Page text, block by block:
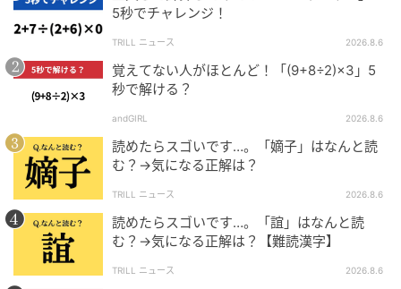
5秒でチャレンジ！
TRILL ニュース 2026.8.6
覚えてない人がほとんど！「(9+8÷2)×3」5
秒で解ける？
andGIRL 2026.8.6
読めたらスゴいです…。「嫡子」はなんと読
む？→気になる正解は？
TRILL ニュース 2026.8.6
読めたらスゴいです…。「誼」はなんと読
む？→気になる正解は？【難読漢字】
TRILL ニュース 2026.8.6